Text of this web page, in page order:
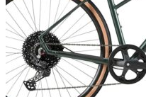
kan
vælges
på
varesiden